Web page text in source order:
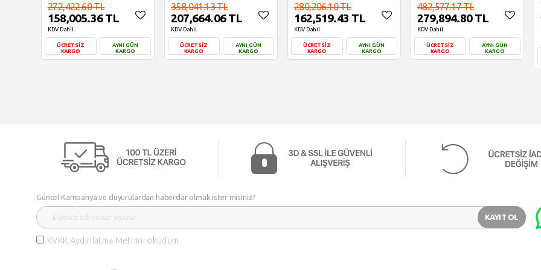
272,422.60 TL
158,005.36 TL
KDV Dahil
ÜCRETSİZ
KARGO
AYNI GÜN
KARGO
358,041.13 TL
207,664.06 TL
KDV Dahil
ÜCRETSİZ
KARGO
AYNI GÜN
KARGO
280,206.10 TL
162,519.43 TL
KDV Dahil
ÜCRETSİZ
KARGO
AYNI GÜN
KARGO
482,577.17 TL
279,894.80 TL
KDV Dahil
ÜCRETSİZ
KARGO
AYNI GÜN
KARGO
Güncel Kampanya ve duyurulardan haberdar olmak ister misiniz?
KAYIT OL
KVKK Aydınlatma Metnini okudum